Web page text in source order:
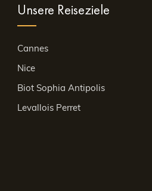
Unsere Reiseziele
Cannes
Nice
Biot Sophia Antipolis
Levallois Perret